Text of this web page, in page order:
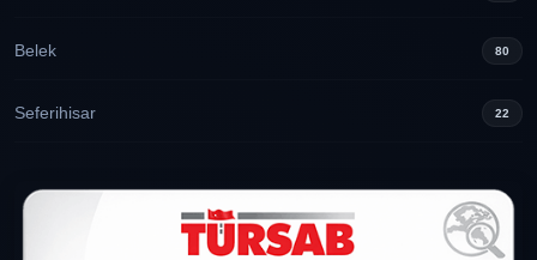
Belek 80
Seferihisar 22